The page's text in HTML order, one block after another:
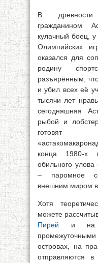
В
гражданином
кулачный боец, у
Олимпийских
оказался для
родину
разъярённым,
и убил всех её
тысячи лет
сегодняшняя
рыбой и
готовят
конца 1980-х
обильного улова
– паромное
внешним миром
Хотя
можете
Пирей и на
островах, на
отправляются